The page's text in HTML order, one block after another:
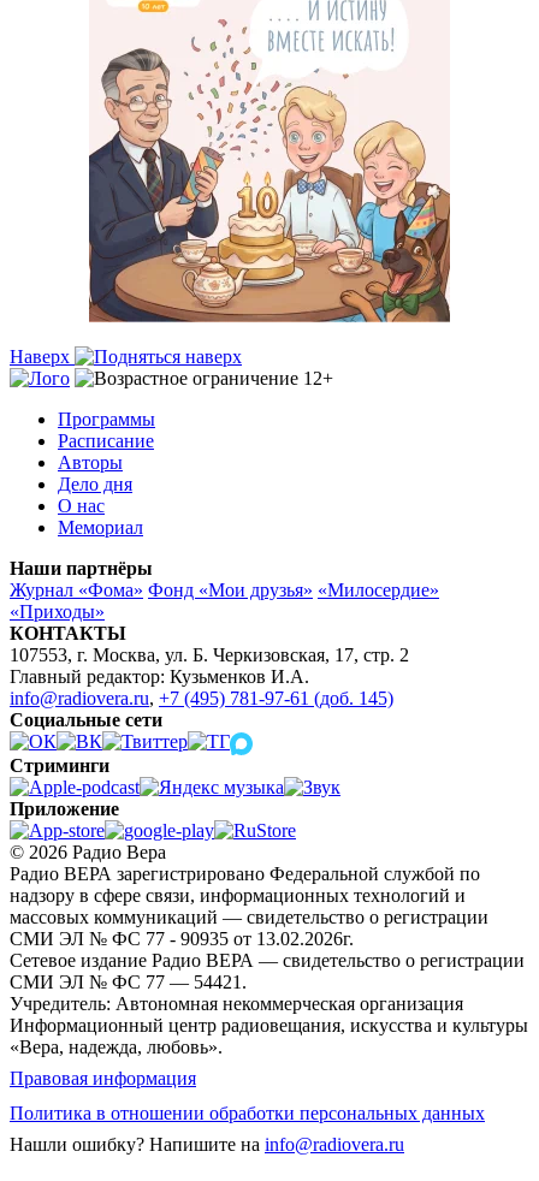
Наверх
Программы
Расписание
Авторы
Дело дня
О нас
Мемориал
Наши партнёры
Журнал «Фома» Фонд «Мои друзья» «Милосердие»
«Приходы»
КОНТАКТЫ
107553, г. Москва, ул. Б. Черкизовская, 17, стр. 2
Главный редактор: Кузьменков И.А.
info@radiovera.ru, +7 (495) 781-97-61 (доб. 145)
Социальные сети
Стриминги
Приложение
© 2026 Радио Вера
Радио ВЕРА зарегистрировано Федеральной службой по
надзору в сфере связи, информационных технологий и
массовых коммуникаций — свидетельство о регистрации
СМИ ЭЛ № ФС 77 - 90935 от 13.02.2026г.
Сетевое издание Радио ВЕРА — свидетельство о регистрации
СМИ ЭЛ № ФС 77 — 54421.
Учредитель: Автономная некоммерческая организация
Информационный центр радиовещания, искусства и культуры
«Вера, надежда, любовь».
Правовая информация
Политика в отношении обработки персональных данных
Нашли ошибку? Напишите на info@radiovera.ru